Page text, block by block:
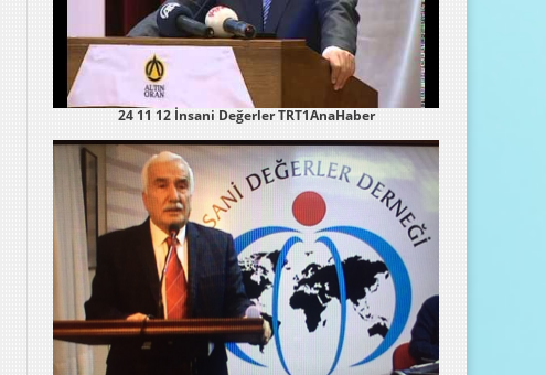
24 11 12 İnsani Değerler TRT1AnaHaber